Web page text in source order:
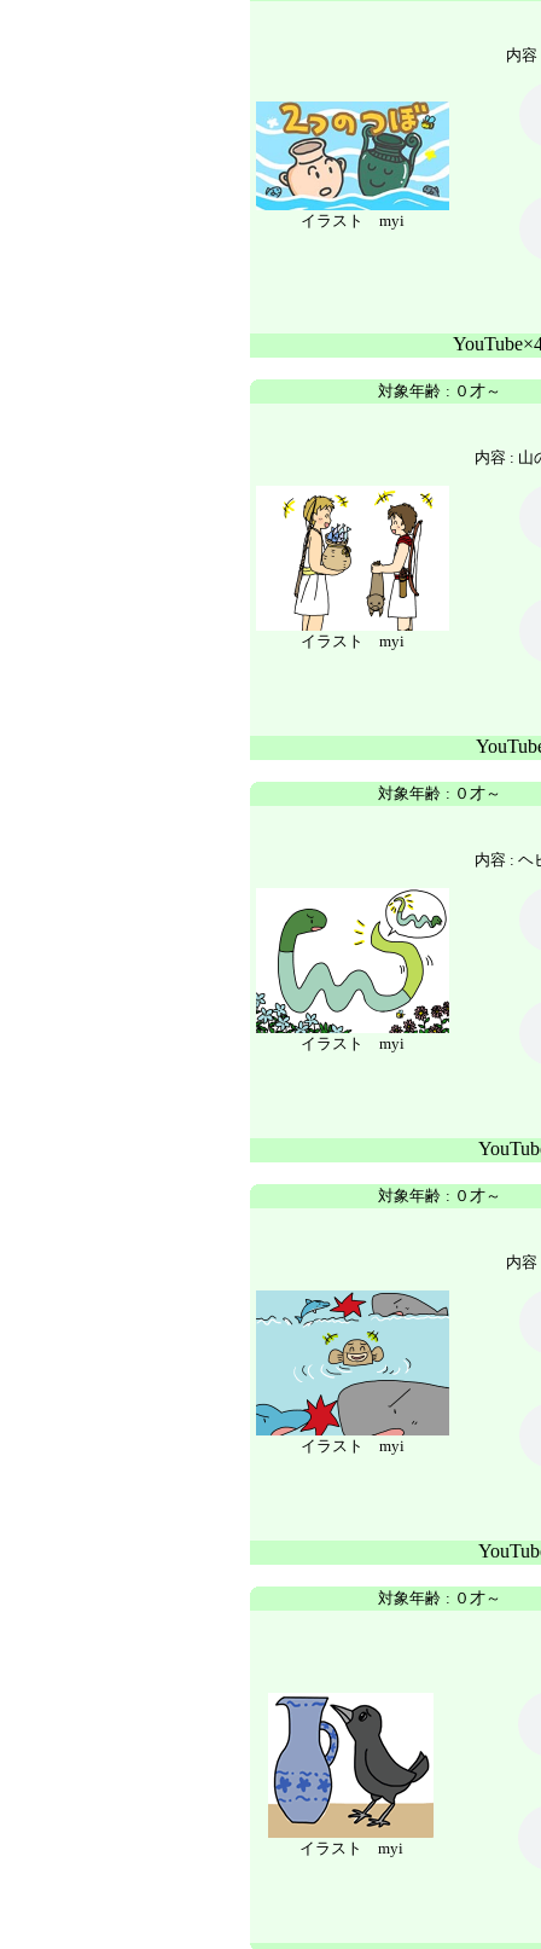
イラスト myi
内
対象年齢 : ０才～
イラスト myi
内容 : 山
対象年齢 : ０才～
イラスト myi
内容 : ヘ
対象年齢 : ０才～
イラスト myi
内
対象年齢 : ０才～
イラスト myi